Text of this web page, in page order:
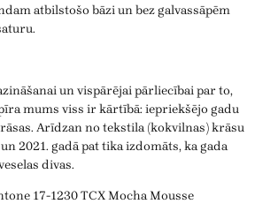
atbilstošo bāzi un bez galvassāpēm
un vispārējai pārliecībai par to,
mums viss ir kārtībā: iepriekšējo gadu
Arīdzan no tekstila (kokvilnas) krāsu
2021. gadā pat tika izdomāts, ka gada
divas.
17-1230 TCX Mocha Mousse